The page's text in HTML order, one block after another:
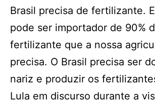
Brasil precisa de fertilizante.
pode ser importador de 90%
fertilizante que a nossa
precisa. O Brasil precisa ser
nariz e produzir os
Lula em discurso durante a